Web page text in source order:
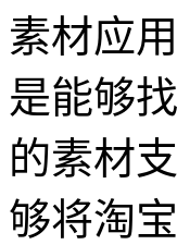
素材应
是能够
的素材
够将淘